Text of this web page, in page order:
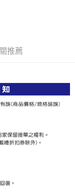
，可透過四大超商／
成。
，需透過AFTEE先享
顯示為準，若有關於
繫「AFTEE先享後付
home
後付」服務完成之交
相關給付款項請求債
同意方可使用
推薦